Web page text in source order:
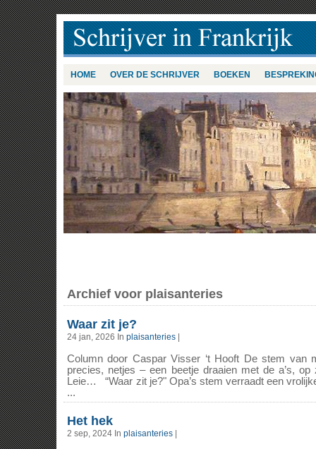
HOME OVER DE SCHRIJVER BOEKEN
Archief voor plaisanteries
Waar zit je?
24 jan, 2026 In plaisanteries
Column door Caspar Visser ‘t Hooft De stem van
precies, netjes – een beetje draaien met de a’s, op
Leie… “Waar zit je?" Opa’s stem verraadt een
...
Het hek
2 sep, 2024 In plaisanteries